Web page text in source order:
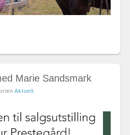
Marie Sandsmark
Aktuelt